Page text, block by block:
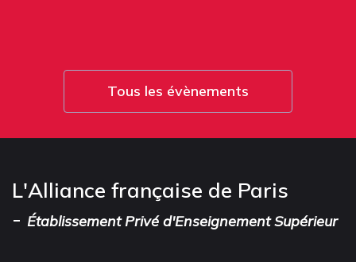
Tous les évènements
L'Alliance française de Paris
- Établissement Privé d'Enseignement Supérieur